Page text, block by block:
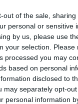
out of the sale,
personal or sensitive
by us, please use
your selection.
processed you may
based on personal
disclosed to
may separately opt-
personal information
segíti a
(X)
egészségügyi
#per